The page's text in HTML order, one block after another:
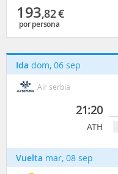
193,82€
por persona
Ida dom, 06 sep
Air serbia
21:20
ATH
Vuelta mar, 08 sep